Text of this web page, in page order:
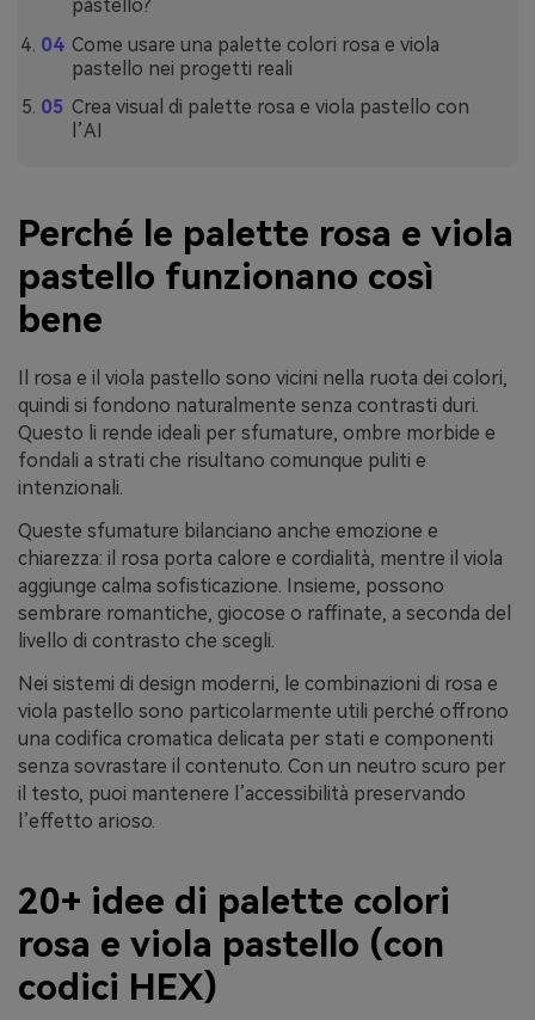
pastello?
Come usare una palette colori rosa e viola
pastello nei progetti reali
Crea visual di palette rosa e viola pastello con
l’AI
Perché le palette rosa e viola
pastello funzionano così
bene
Il rosa e il viola pastello sono vicini nella ruota dei colori,
quindi si fondono naturalmente senza contrasti duri.
Questo li rende ideali per sfumature, ombre morbide e
fondali a strati che risultano comunque puliti e
intenzionali.
Queste sfumature bilanciano anche emozione e
chiarezza: il rosa porta calore e cordialità, mentre il viola
aggiunge calma sofisticazione. Insieme, possono
sembrare romantiche, giocose o raffinate, a seconda del
livello di contrasto che scegli.
Nei sistemi di design moderni, le combinazioni di rosa e
viola pastello sono particolarmente utili perché offrono
una codifica cromatica delicata per stati e componenti
senza sovrastare il contenuto. Con un neutro scuro per
il testo, puoi mantenere l’accessibilità preservando
l’effetto arioso.
20+ idee di palette colori
rosa e viola pastello (con
codici HEX)